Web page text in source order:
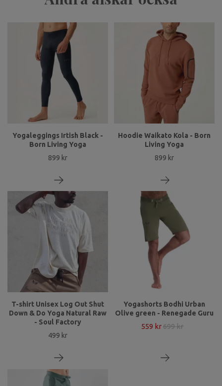
Yogaleggings Irtish Black -
Born Living Yoga
899 kr
Hoodie Waikato Kola - Born
Living Yoga
899 kr
T-shirt Unisex Log Out Shut
Down & Do Yoga Natural Raw
- Soul Factory
499 kr
Yogashorts Bodhi Urban
Olive green - Renegade Guru
559 kr699 kr